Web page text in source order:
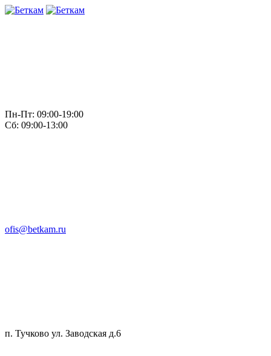
Пн-Пт: 09:00-19:00
Сб: 09:00-13:00
ofis@betkam.ru
п. Тучково ул. Заводская д.6